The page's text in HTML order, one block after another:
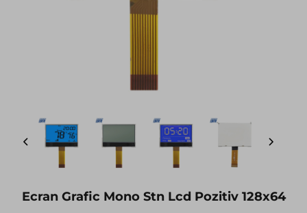
Ecran Grafic Mono Stn Lcd Pozitiv 128x64